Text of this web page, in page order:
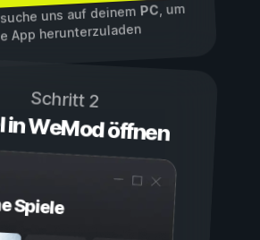
uns auf deinemPC, um
App herunterzuladen
Schritt 2
in WeMod öffnen
Spiele